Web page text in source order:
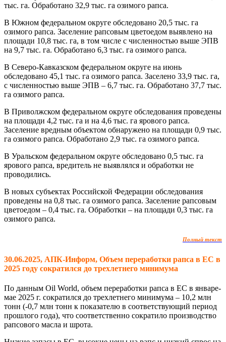
тыс. га. Обработано 32,9 тыс. га озимого рапса.
В Южном федеральном округе обследовано 20,5 тыс. га
озимого рапса. Заселение рапсовым цветоедом выявлено на
площади 10,8 тыс. га, в том числе с численностью выше ЭПВ
на 9,7 тыс. га. Обработано 6,3 тыс. га озимого рапса.
В Северо-Кавказском федеральном округе на июнь
обследовано 45,1 тыс. га озимого рапса. Заселено 33,9 тыс. га,
с численностью выше ЭПВ – 6,7 тыс. га. Обработано 37,7 тыс.
га озимого рапса.
В Приволжском федеральном округе обследования проведены
на площади 4,2 тыс. га и на 4,6 тыс. га ярового рапса.
Заселение вредным объектом обнаружено на площади 0,9 тыс.
га озимого рапса. Обработано 2,9 тыс. га озимого рапса.
В Уральском федеральном округе обследовано 0,5 тыс. га
ярового рапса, вредитель не выявлялся и обработки не
проводились.
В новых субъектах Российской Федерации обследования
проведены на 0,8 тыс. га озимого рапса. Заселение рапсовым
цветоедом – 0,4 тыс. га. Обработки – на площади 0,3 тыс. га
озимого рапса.
Полный текст
30.06.2025, АПК-Информ, Объем переработки рапса в ЕС в
2025 году сократился до трехлетнего минимума
По данным Oil World, объем переработки рапса в ЕС в январе-
мае 2025 г. сократился до трехлетнего минимума – 10,2 млн
тонн (-0,7 млн ​​тонн к показателю в соответствующий период
прошлого года), что соответственно сократило производство
рапсового масла и шрота.